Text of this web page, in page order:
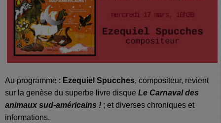
Au programme : Ezequiel Spucches, compositeur, revient
sur la genèse du superbe livre disque Le Carnaval des
animaux sud-américains ! ; et diverses chroniques et
informations.